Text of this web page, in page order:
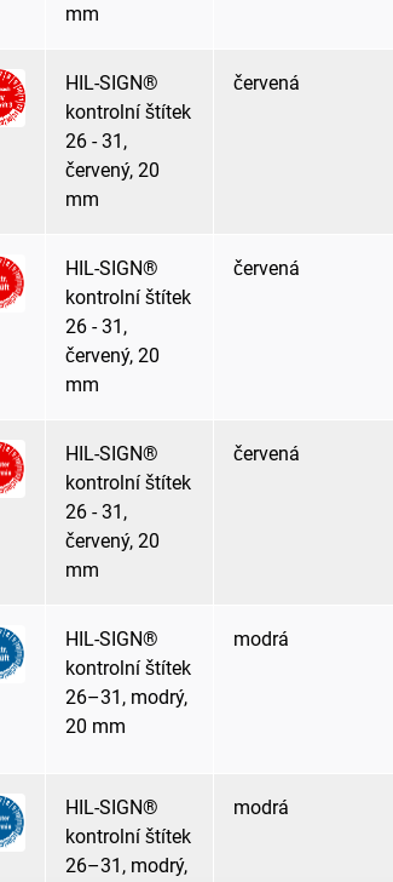
mm
HIL-SIGN®
kontrolní štítek
26 - 31,
červený, 20
mm
červená
HIL-SIGN®
kontrolní štítek
26 - 31,
červený, 20
mm
červená
HIL-SIGN®
kontrolní štítek
26 - 31,
červený, 20
mm
červená
HIL-SIGN®
kontrolní štítek
26–31, modrý,
20 mm
modrá
HIL-SIGN®
kontrolní štítek
26–31, modrý,
modrá